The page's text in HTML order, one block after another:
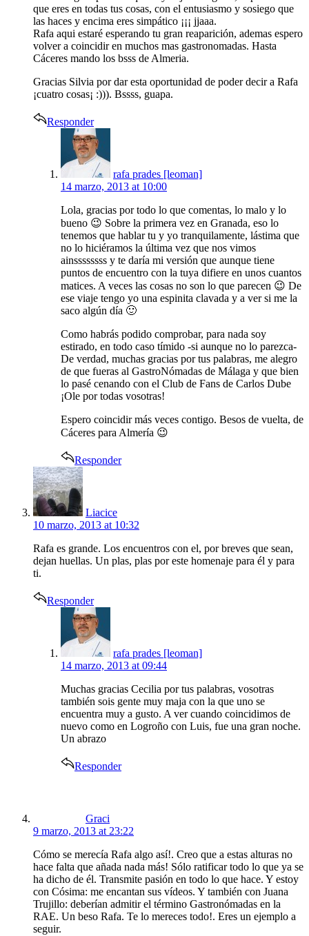
que eres en todas tus cosas, con el entusiasmo y sosiego que
las haces y encima eres simpático ¡¡¡ jjaaa.
Rafa aqui estaré esperando tu gran reaparición, ademas espero
volver a coincidir en muchos mas gastronomadas. Hasta
Cáceres mando los bsss de Almeria.
Gracias Silvia por dar esta oportunidad de poder decir a Rafa
¡cuatro cosas¡ :))). Bssss, guapa.
Responder
rafa prades [leoman]
14 marzo, 2013 at 10:00
Lola, gracias por todo lo que comentas, lo malo y lo
bueno 😉 Sobre la primera vez en Granada, eso lo
tenemos que hablar tu y yo tranquilamente, lástima que
no lo hiciéramos la última vez que nos vimos
ainssssssss y te daría mi versión que aunque tiene
puntos de encuentro con la tuya difiere en unos cuantos
matices. A veces las cosas no son lo que parecen 😉 De
ese viaje tengo yo una espinita clavada y a ver si me la
saco algún día 🙂
Como habrás podido comprobar, para nada soy
estirado, en todo caso tímido -si aunque no lo parezca-
De verdad, muchas gracias por tus palabras, me alegro
de que fueras al GastroNómadas de Málaga y que bien
lo pasé cenando con el Club de Fans de Carlos Dube
¡Ole por todas vosotras!
Espero coincidir más veces contigo. Besos de vuelta, de
Cáceres para Almería 😉
Responder
says:
Liacice
10 marzo, 2013 at 10:32
Rafa es grande. Los encuentros con el, por breves que sean,
dejan huellas. Un plas, plas por este homenaje para él y para
ti.
Responder
rafa prades [leoman]
14 marzo, 2013 at 09:44
Muchas gracias Cecilia por tus palabras, vosotras
también sois gente muy maja con la que uno se
encuentra muy a gusto. A ver cuando coincidimos de
nuevo como en Logroño con Luis, fue una gran noche.
Un abrazo
Responder
Graci
9 marzo, 2013 at 23:22
Cómo se merecía Rafa algo así!. Creo que a estas alturas no
hace falta que añada nada más! Sólo ratificar todo lo que ya se
ha dicho de él. Transmite pasión en todo lo que hace. Y estoy
con Cósima: me encantan sus vídeos. Y también con Juana
Trujillo: deberían admitir el término Gastronómadas en la
RAE. Un beso Rafa. Te lo mereces todo!. Eres un ejemplo a
seguir.